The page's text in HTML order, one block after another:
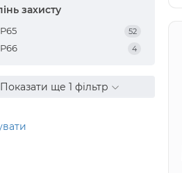
захисту
52
4
Показати ще 1 фільтр